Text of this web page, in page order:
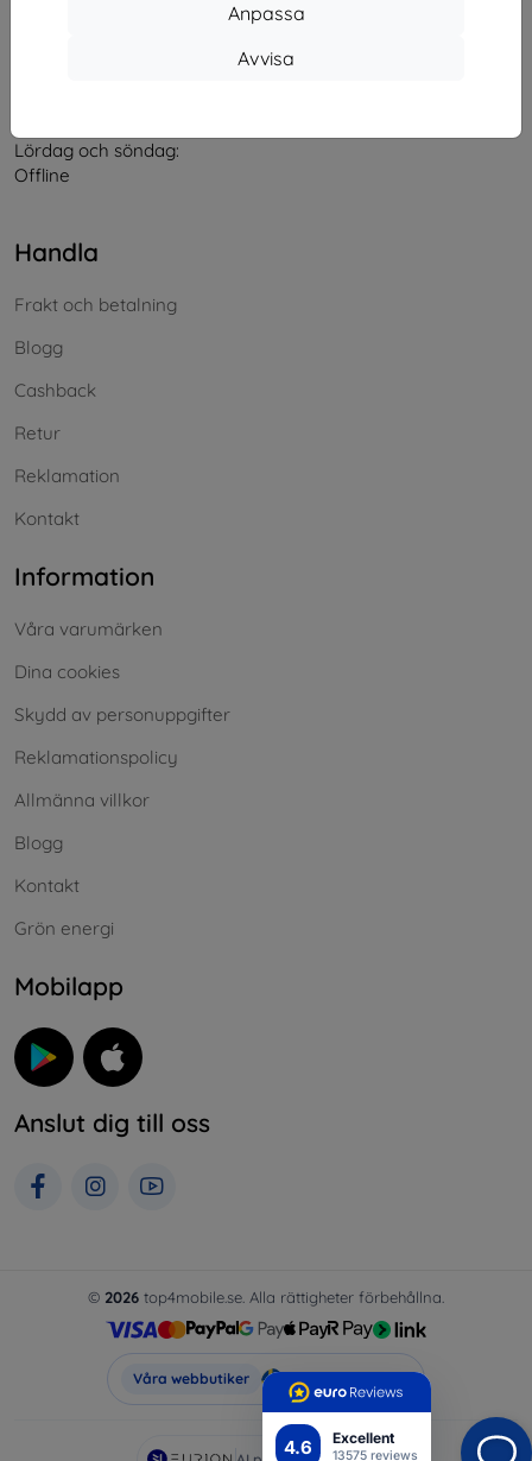
4.6 Excellent
13575 reviews
Anpassa
Avvisa
Lördag och söndag:
Offline
Handla
Frakt och betalning
Blogg
Cashback
Retur
Reklamation
Kontakt
Information
Våra varumärken
Dina cookies
Skydd av personuppgifter
Reklamationspolicy
Allmänna villkor
Blogg
Kontakt
Grön energi
Mobilapp
Anslut dig till oss
© 2026 top4mobile.se. Alla rättigheter förbehållna.
Våra webbutiker Top4Mobile.se